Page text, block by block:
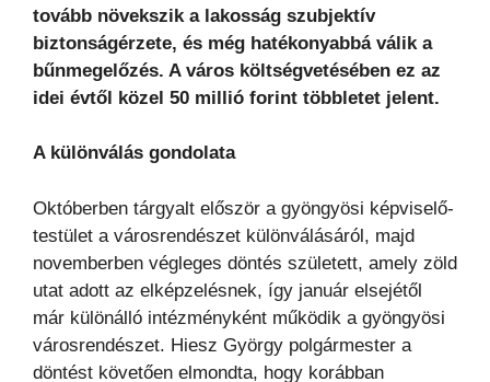
tovább növekszik a lakosság szubjektív
biztonságérzete, és még hatékonyabbá válik a
bűnmegelőzés. A város költségvetésében ez az
idei évtől közel 50 millió forint többletet jelent.
A különválás gondolata
Októberben tárgyalt először a gyöngyösi képviselő-
testület a városrendészet különválásáról, majd
novemberben végleges döntés született, amely zöld
utat adott az elképzelésnek, így január elsejétől
már különálló intézményként működik a gyöngyösi
városrendészet. Hiesz György polgármester a
döntést követően elmondta, hogy korábban